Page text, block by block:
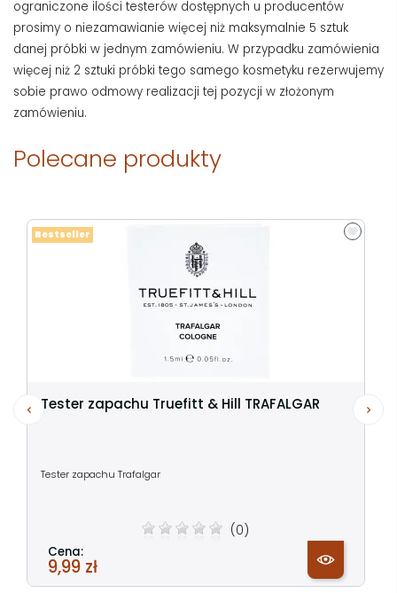
ograniczone ilości testerów dostępnych u producentów
prosimy o niezamawianie więcej niż maksymalnie 5 sztuk
danej próbki w jednym zamówieniu. W przypadku zamówienia
więcej niż 2 sztuki próbki tego samego kosmetyku rezerwujemy
sobie prawo odmowy realizacji tej pozycji w złożonym
zamówieniu.
Polecane produkty
Tester zapachu Truefitt & Hill TRAFALGAR
Tester zapachu Trafalgar
(0)
Cena:
9,99 zł
Bestseller